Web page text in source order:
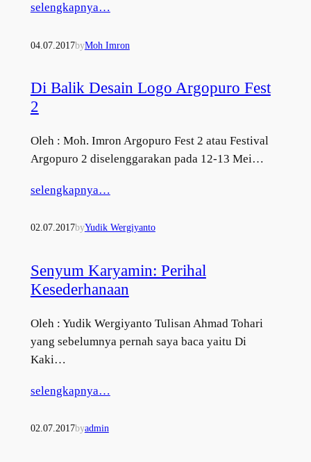
selengkapnya…
04.07.2017byMoh Imron
Di Balik Desain Logo Argopuro Fest
2
Oleh : Moh. Imron Argopuro Fest 2 atau Festival
Argopuro 2 diselenggarakan pada 12-13 Mei…
selengkapnya…
02.07.2017byYudik Wergiyanto
Senyum Karyamin: Perihal
Kesederhanaan
Oleh : Yudik Wergiyanto Tulisan Ahmad Tohari
yang sebelumnya pernah saya baca yaitu Di
Kaki…
selengkapnya…
02.07.2017byadmin